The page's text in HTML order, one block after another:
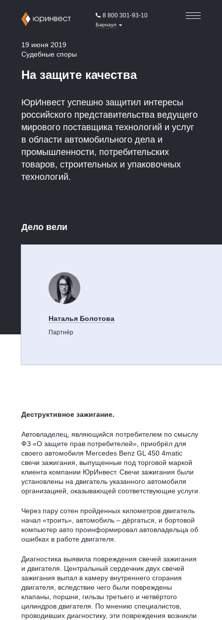
8 800 301-93-10
Барнаул
19 июня 2019
Судебные споры
На защите качества
ЮрИнвест успешно защитил интересы
российского представительства ведущего
мирового поставщика технологий и услуг
в области автомобильного дела и
промышленности, потребительских
товаров, строительных и упаковочных
технологий.
Дело вели
Наталья Болотова
Партнёр
Деструктивное зажигание.
Автовладелец, являющийся потребителем по смыслу
ФЗ «О защите прав потребителей», приобрёл для
своего автомобиля Mercedes Benz GL 450 4matic
свечи зажигания, выпущенные под торговой маркой
клиента компании ЮрИнвест. Свечи зажигания были
установлены на двигатель указанного автомобиля
организацией, оказывающей соответствующие услуги.
Через пару сотен пройденных километров двигатель
начал «троить», автомобиль – дёргаться, и бортовой
компьютер авто проинформировал автовладельца об
ошибках в работе двигателя.
Диагностика выявила повреждения свечей зажигания
и двигателя. Центральный сердечник двух свечей
зажигания выпал в камеру внутреннего сгорания
двигателя, вследствие чего были повреждены
клапаны, поршни, гильзы третьего и четвёртого
цилиндров двигателя. По мнению специалистов,
проводивших диагностику, эти повреждения возникли